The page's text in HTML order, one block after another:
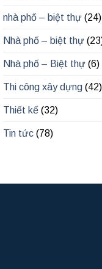
nhà phố – biệt thự (24)
Nhà phố – biệt thự
Nhà phố – Biệt thự (6)
Thi công xây dựng (42)
Thiết kế (32)
Tin tức (78)